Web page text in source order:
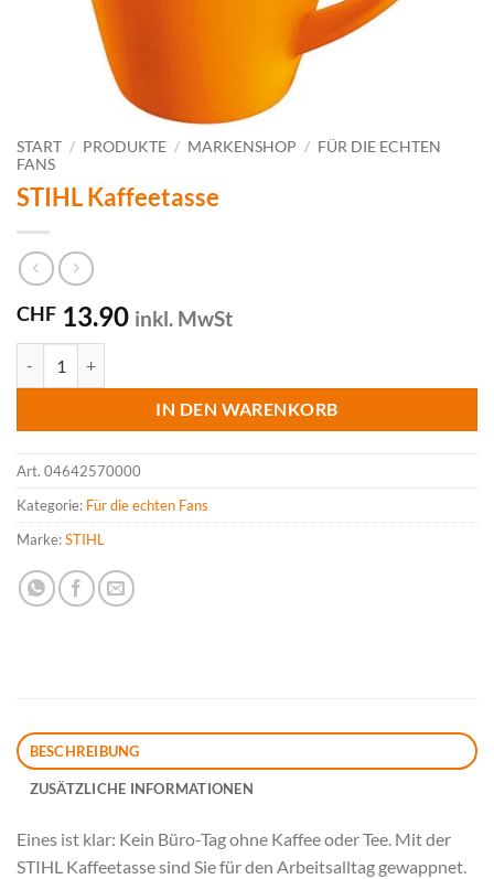
START / PRODUKTE / MARKENSHOP / FÜR DIE ECHTEN
FANS
STIHL Kaffeetasse
CHF 13.90 inkl. MwSt
IN DEN WARENKORB
Art. 04642570000
Kategorie: Für die echten Fans
Marke:STIHL
BESCHREIBUNG
ZUSÄTZLICHE INFORMATIONEN
Eines ist klar: Kein Büro-Tag ohne Kaffee oder Tee. Mit der
STIHL Kaffeetasse sind Sie für den Arbeitsalltag gewappnet.